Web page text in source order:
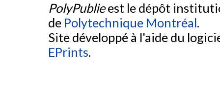
PolyPublieest le dépôt
de Polytechnique Montréal.
Site développé à l'aide du
EPrints.